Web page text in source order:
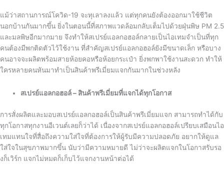
แม้ว่าสถานการณ์โควิด-19 จะทุเลาลงแล้ว แต่ทุกคนยังต้องออกมาใช้ชีวิต
นอกบ้านกันมากขึ้น ยิ่งในตอนนี้ที่สภาพแวดล้อมกลับเต็มไปด้วยฝุ่นพิษ PM 2.5
และมลพิษอีกมากมาย จึงทำให้สเปรย์แอลกอฮอล์กลายเป็นไอเทมจำเป็นที่ทุก
คนต้องมีพกติดตัวไว้ใช้งาน ที่สำคัญสเปรย์แอลกอฮอล์ยังมีขนาดเล็ก หรือบาง
คนอาจจะผลิตพร้อมสายห้อยคอหรือห้อยกระเป๋า ยิ่งพกพาใช้งานสะดวก ทำให้
ใครหลายคนหันมาทำเป็นสินค้าพรีเมี่ยมแจกกันมากในช่วงหลัง
สเปรย์แอลกอฮอล์ – สินค้าพรีเมี่ยมที่แจกได้ทุกโอกาส
การสั่งผลิตและมอบสเปรย์แอลกอฮอล์เป็นสินค้าพรีเมี่ยมแจก สามารถทำได้กับ
ทุกโอกาสทุกงานอีเวนต์เลยก็ว่าได้ เนื่องจากสเปรย์แอลกอฮอล์เปรียบเสมือนไอ
เทมแทนใจที่สื่อถึงความใส่ใจที่ต้องการให้ผู้รับมีความปลอดภัย อยากให้ดูแล
ใส่ใจในสุขภาพมากขึ้น นับว่ามีความหมายดี ไม่ว่าจะผลิตแจกในโอกาสรับรอ
งก็เวิร์ก แจกไม่หมดก็เก็บไว้แจกงานหน้าต่อได้